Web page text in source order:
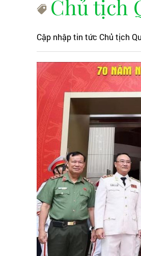
Chủ tịch
Cập nhập tin tức Chủ tịch